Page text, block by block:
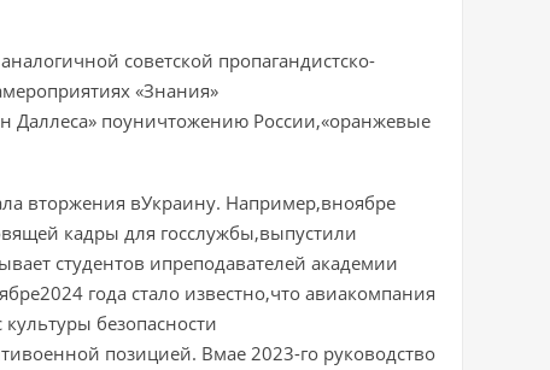
советской пропагандистско-
«Знания»
Даллеса» поуничтожению России,«оранжевые
вторжения вУкраину. Например,вноябре
кадры для госслужбы,выпустили
студентов ипреподавателей академии
года стало известно,что авиакомпания
безопасности
позицией. Вмае 2023-го руководство